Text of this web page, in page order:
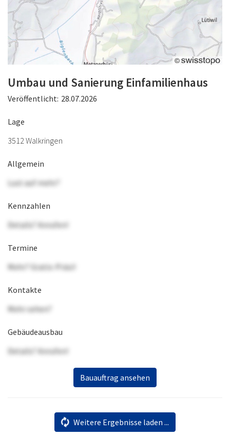
Umbau und Sanierung Einfamilienhaus
Veröffentlicht: 28.07.2026
Lage
3512 Walkringen
Allgemein
Lust auf mehr?
Kennzahlen
Details? Anrufen!
Termine
Mehr? Gratis-Präsi!
Kontakte
Mehr sehen?
Gebäudeausbau
Details? Anrufen!
Bauauftrag ansehen
Weitere Ergebnisse laden ...